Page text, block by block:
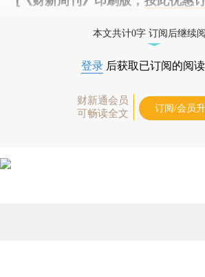
本文共计0字 订阅后继续
登录 后获取已订阅的阅
财新通会员
可畅读全文
订阅/会员